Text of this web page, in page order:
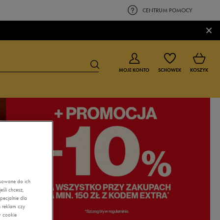
CENTRUM POMOCY
×
BUTY DLA CHŁOPCA
9-16 lat
BUTY DLA DZIEWCZYNKI
0-4 lat
4-8 lat
9-16 lat
MOJE KONTO SCHOWEK KOSZYK
do ich
chcesz,
dla
reklam czy
cookie